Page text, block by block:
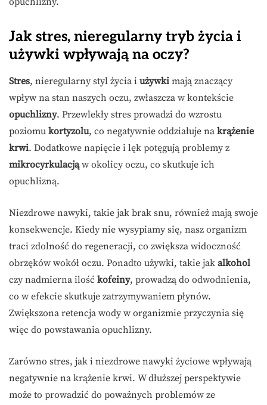
Jak stres, nieregularny tryb życia i
używki wpływają na oczy?
Stres, nieregularny styl życia i używki mają znaczący
wpływ na stan naszych oczu, zwłaszcza w kontekście
opuchlizny. Przewlekły stres prowadzi do wzrostu
poziomu kortyzolu, co negatywnie oddziałuje na krążenie
krwi. Dodatkowe napięcie i lęk potęgują problemy z
mikrocyrkulacjąw okolicy oczu, co skutkuje ich
opuchlizną.
Niezdrowe nawyki, takie jak brak snu, również mają swoje
konsekwencje. Kiedy nie wysypiamy się, nasz organizm
traci zdolność do regeneracji, co zwiększa widoczność
obrzęków wokół oczu. Ponadto używki, takie jak alkohol
czy nadmierna ilość kofeiny, prowadzą do odwodnienia,
co w efekcie skutkuje zatrzymywaniem płynów.
Zwiększona retencja wody w organizmie przyczynia się
więc do powstawania opuchlizny.
Zarówno stres, jak i niezdrowe nawyki życiowe wpływają
negatywnie na krążenie krwi. W dłuższej perspektywie
może to prowadzić do poważnych problemów ze